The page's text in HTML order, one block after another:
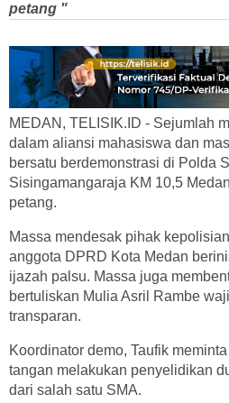
petang "
MEDAN, TELISIK.ID - Sejumlah
dalam aliansi mahasiswa dan
bersatu berdemonstrasi di Polda
Sisingamangaraja KM 10,5
petang.
Massa mendesak pihak
anggota DPRD Kota Medan
ijazah palsu. Massa juga
bertuliskan Mulia Asril Rambe
transparan.
Koordinator demo, Taufik
tangan melakukan penyelidikan
dari salah satu SMA.